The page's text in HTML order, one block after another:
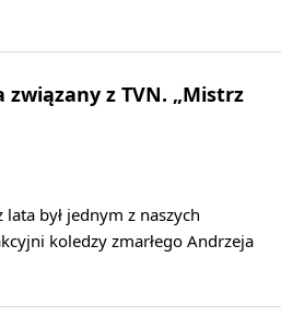
z TVN. „Mistrz
był jednym z naszych
koledzy zmarłego Andrzeja